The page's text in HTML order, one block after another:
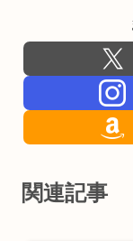
関連記事